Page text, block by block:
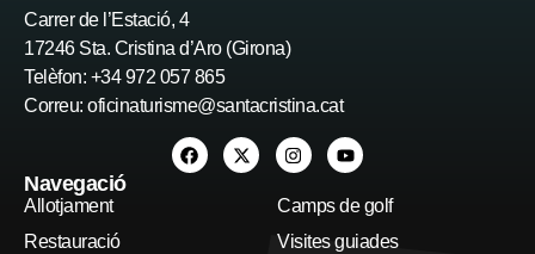
Carrer de l’Estació, 4
17246 Sta. Cristina d’Aro (Girona)
Telèfon: +34 972 057 865
Correu: oficinaturisme@santacristina.cat
Navegació
Allotjament
Restauració
Camps de golf
Visites guiades